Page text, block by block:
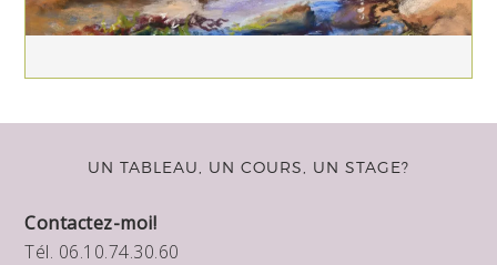
UN TABLEAU, UN COURS, UN STAGE?
Contactez-moi!
Tél. 06.10.74.30.60